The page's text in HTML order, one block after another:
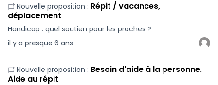
il y a presque 6 ans
Nouvelle proposition : Répit / vacances,
déplacement
Handicap : quel soutien pour les proches ?
Nouvelle proposition : Besoin d'aide à la personne.
Aide au répit